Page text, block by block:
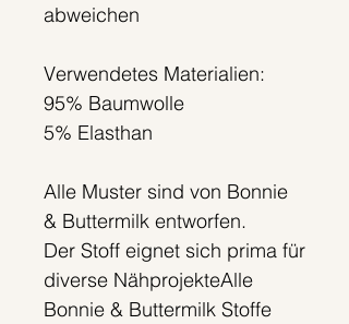
abweichen
Verwendetes Materialien:
95% Baumwolle
5% Elasthan
Alle Muster sind von Bonnie
& Buttermilk entworfen.
Der Stoff eignet sich prima für
diverse NähprojekteAlle
Bonnie & Buttermilk Stoffe